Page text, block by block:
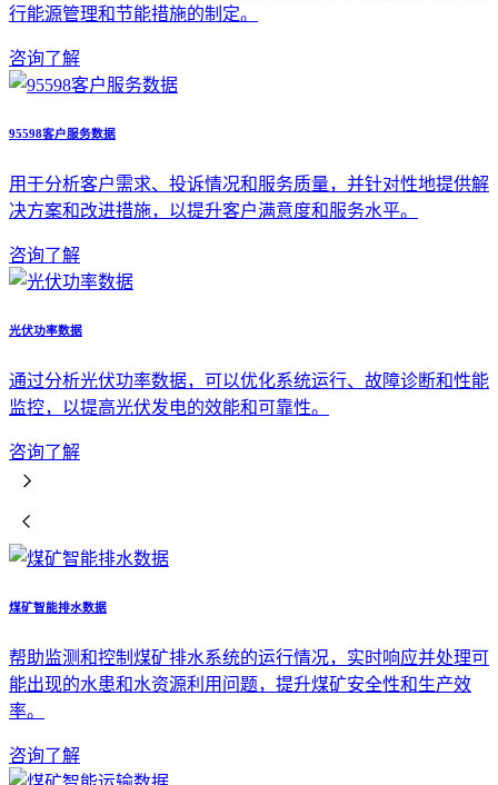
行能源管理和节能措施的制定。
咨询了解
95598客户服务数据
用于分析客户需求、投诉情况和服务质量，并针对性地提供解
决方案和改进措施，以提升客户满意度和服务水平。
咨询了解
光伏功率数据
通过分析光伏功率数据，可以优化系统运行、故障诊断和性能
监控，以提高光伏发电的效能和可靠性。
咨询了解
煤矿智能排水数据
帮助监测和控制煤矿排水系统的运行情况，实时响应并处理可
能出现的水患和水资源利用问题，提升煤矿安全性和生产效
率。
咨询了解